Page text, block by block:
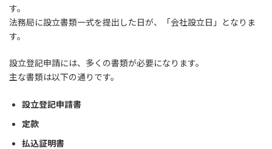
す。
法務局に設立書類一式を提出した日が、「会社設立日」となりま
す。
設立登記申請には、多くの書類が必要になります。
主な書類は以下の通りです。
設立登記申請書
定款
払込証明書